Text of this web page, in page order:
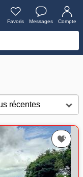
Favoris Messages Compte